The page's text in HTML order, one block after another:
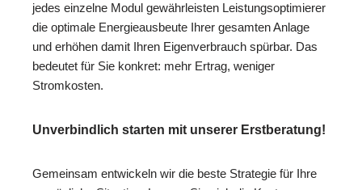
jedes einzelne Modul gewährleisten Leistungsoptimierer
die optimale Energieausbeute Ihrer gesamten Anlage
und erhöhen damit Ihren Eigenverbrauch spürbar. Das
bedeutet für Sie konkret: mehr Ertrag, weniger
Stromkosten.
Unverbindlich starten mit unserer Erstberatung!
Gemeinsam entwickeln wir die beste Strategie für Ihre